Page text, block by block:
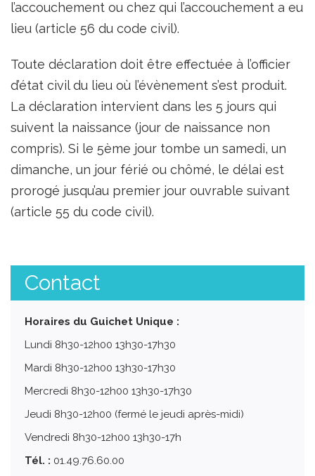
l’accouchement ou chez qui l’accouchement a eu
lieu (article 56 du code civil).
Toute déclaration doit être effectuée à l’officier
d’état civil du lieu où l’évènement s’est produit.
La déclaration intervient dans les 5 jours qui
suivent la naissance (jour de naissance non
compris). Si le 5ème jour tombe un samedi, un
dimanche, un jour férié ou chômé, le délai est
prorogé jusqu’au premier jour ouvrable suivant
(article 55 du code civil).
Contact
Horaires du Guichet Unique :
Lundi 8h30-12h00 13h30-17h30
Mardi 8h30-12h00 13h30-17h30
Mercredi 8h30-12h00 13h30-17h30
Jeudi 8h30-12h00 (fermé le jeudi après-midi)
Vendredi 8h30-12h00 13h30-17h
Tél. : 01.49.76.60.00